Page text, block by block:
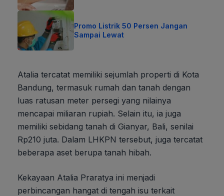
Promo Listrik 50 Persen Jangan
Sampai Lewat
Atalia tercatat memiliki sejumlah properti di Kota
Bandung, termasuk rumah dan tanah dengan
luas ratusan meter persegi yang nilainya
mencapai miliaran rupiah. Selain itu, ia juga
memiliki sebidang tanah di Gianyar, Bali, senilai
Rp210 juta. Dalam LHKPN tersebut, juga tercatat
beberapa aset berupa tanah hibah.
Kekayaan Atalia Praratya ini menjadi
perbincangan hangat di tengah isu terkait